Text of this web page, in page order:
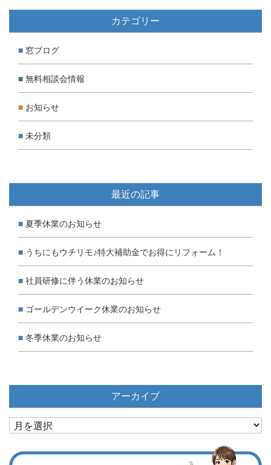
カテゴリー
窓ブログ
無料相談会情報
お知らせ
未分類
最近の記事
夏季休業のお知らせ
うちにもウチリモ♪特大補助金でお得にリフォーム！
社員研修に伴う休業のお知らせ
ゴールデンウイーク休業のお知らせ
冬季休業のお知らせ
アーカイブ
ア
カ